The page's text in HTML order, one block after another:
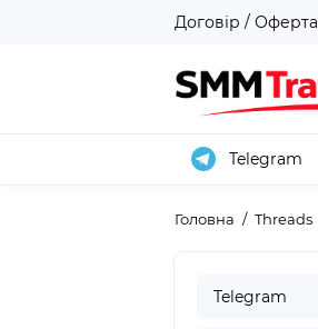
Договір / Оферта
Telegram
Головна Threads
Telegram